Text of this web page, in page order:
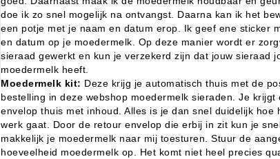
doe ik zo snel mogelijk na ontvangst. Daarna kan ik het
een potje met je naam en datum erop. Ik geef ene sticker
en datum op je moedermelk. Op deze manier wordt er
sieraad gewerkt en kun je verzekerd zijn dat jouw sieraad
moedermelk heeft.
Moedermelk kit: Deze krijg je automatisch thuis met de
bestelling in deze webshop moedermelk sieraden. Je krijgt
envelop thuis met inhoud. Alles is je dan snel duidelijk hoe
werk gaat. Door de retour envelop die erbij in zit kun je
makkelijk je moedermelk naar mij toesturen. Stuur de
hoeveelheid moedermelk op. Het komt niet heel precies